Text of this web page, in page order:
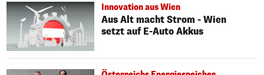
Innovation aus Wien
Aus Alt macht Strom - Wien
setzt auf E-Auto Akkus